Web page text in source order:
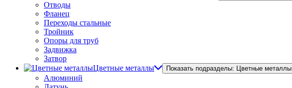
Отводы
Фланец
Переходы стальные
Тройник
Опоры для труб
Задвижка
Затвор
Цветные металлы
Показать подразделы: Цветные металлы
Алюминий